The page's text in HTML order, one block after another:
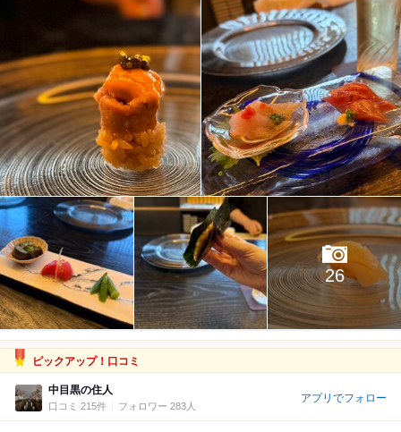
26
ピックアップ！口コミ
中目黒の住人
口コミ 215件 フォロワー 283人
アプリでフォロー